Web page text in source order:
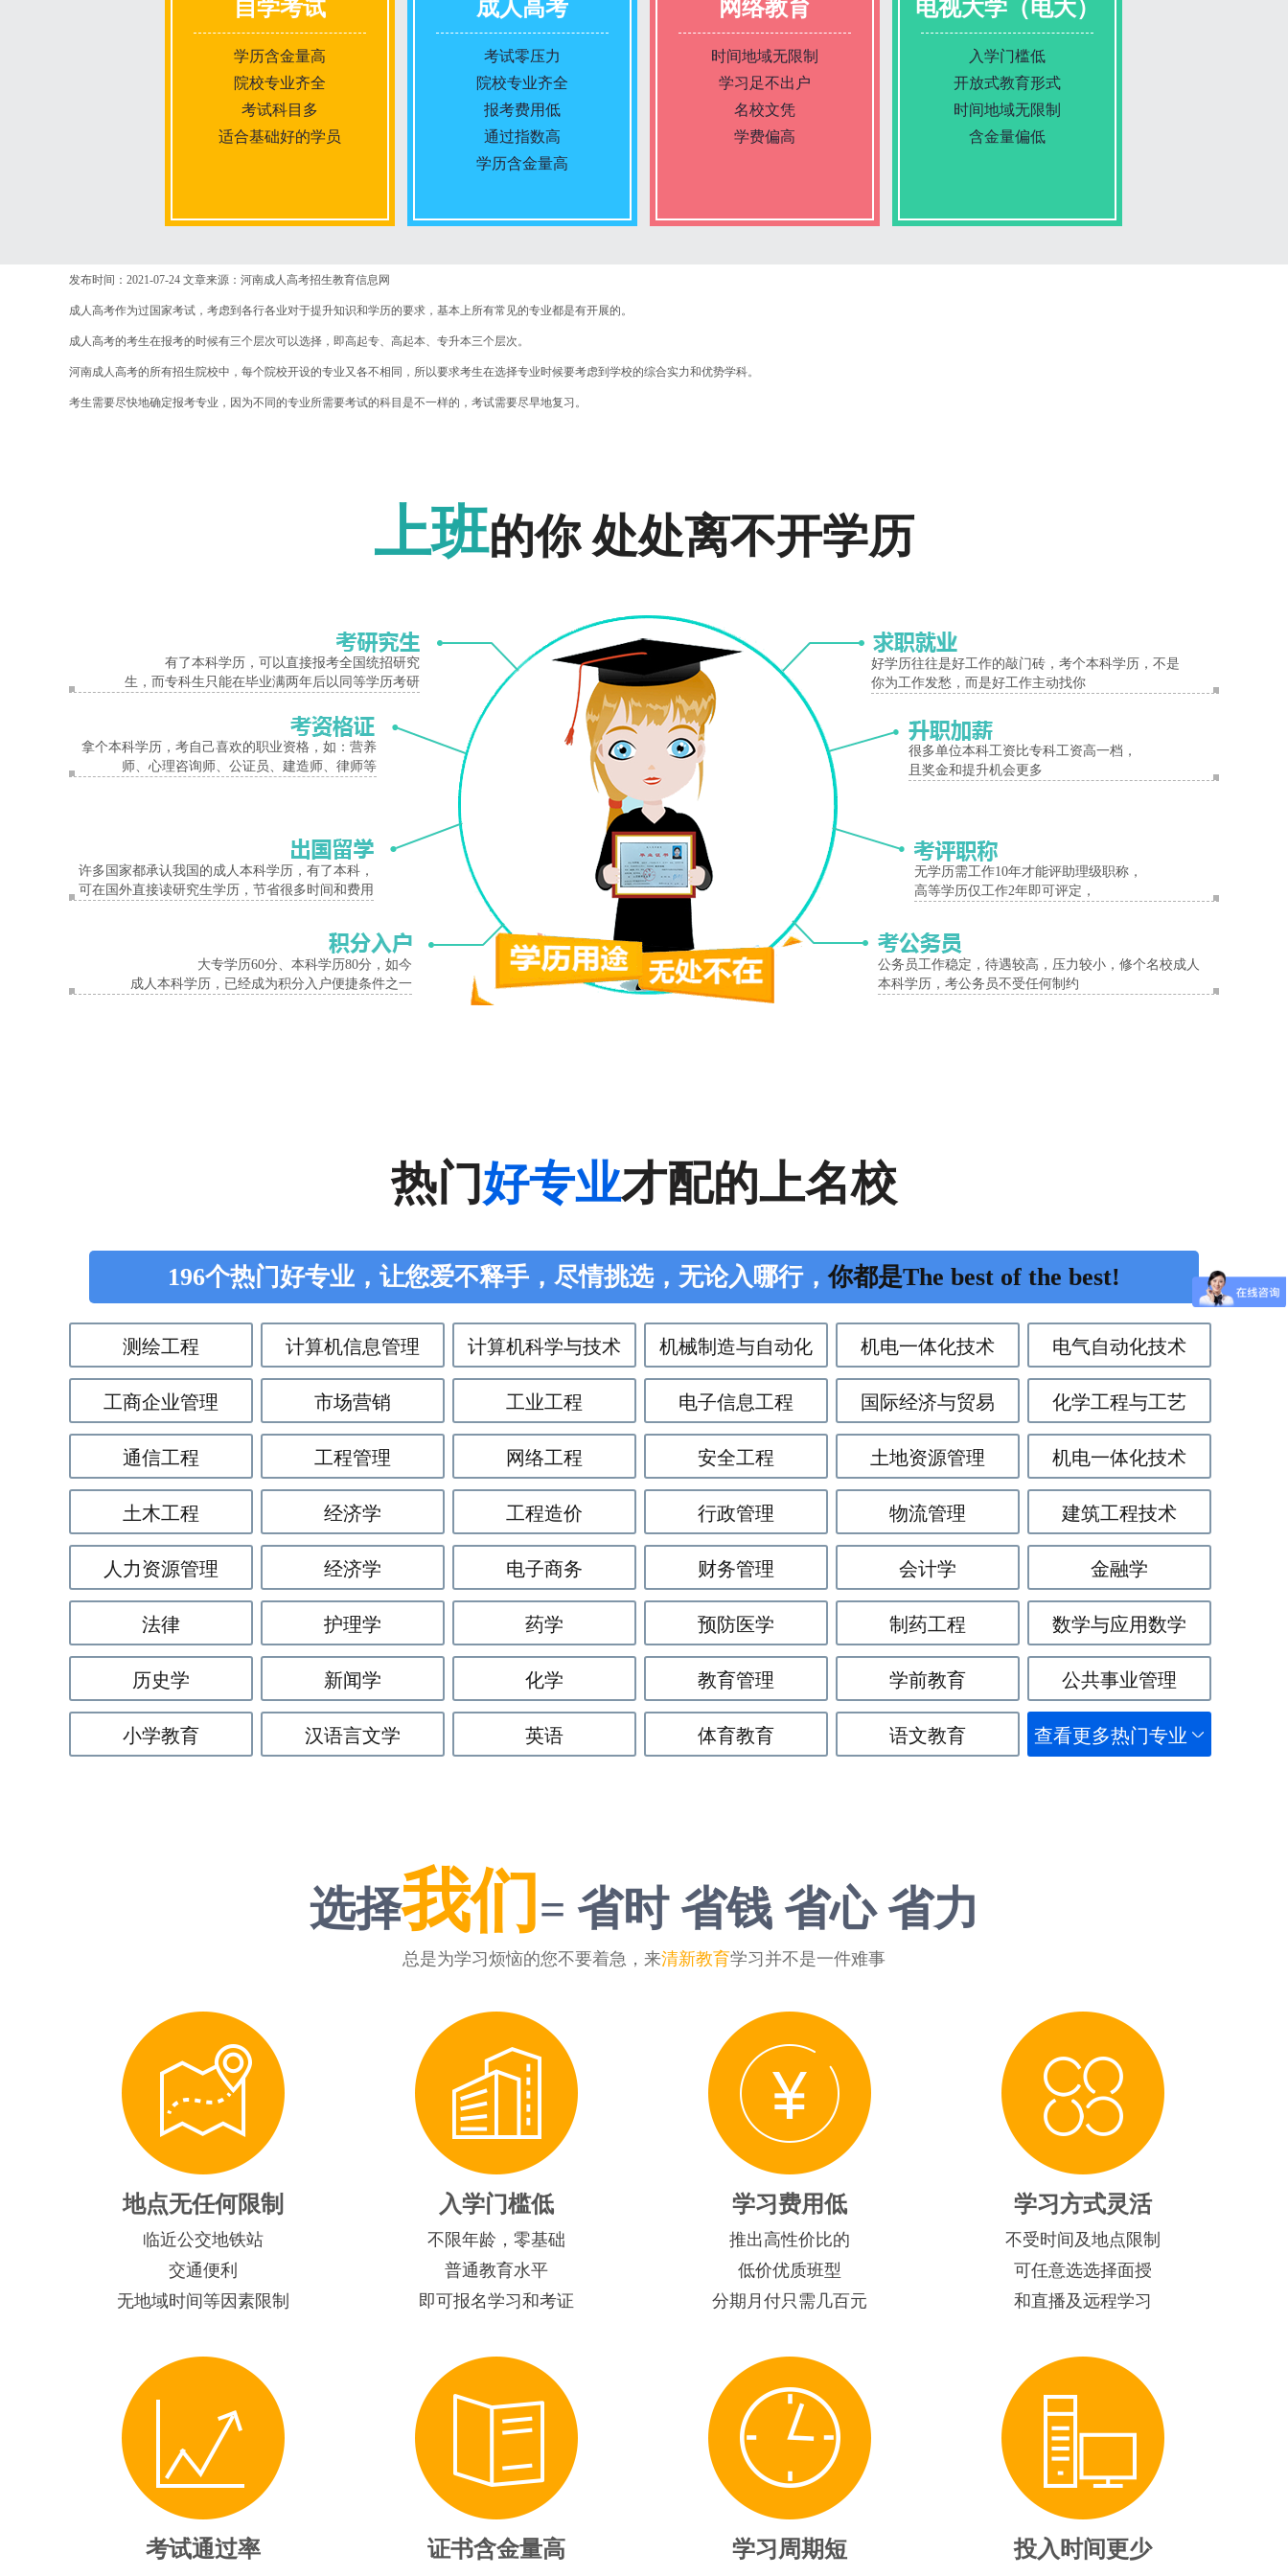
自学考试
学历含金量高
院校专业齐全
考试科目多
适合基础好的学员
报名条件
入学考试
成人高考
考试零压力
院校专业齐全
报考费用低
通过指数高
学历含金量高
入学考试
网络教育
时间地域无限制
学习足不出户
名校文凭
学费偏高
入学考试
电视大学（电大）
入学门槛低
开放式教育形式
时间地域无限制
含金量偏低
发布时间：2021-07-24 文章来源：河南成人高考招生教育信息网
成人高考作为过国家考试，考虑到各行各业对于提升知识和学历的要求，基本上所有常见的专业都是有开展的。
成人高考的考生在报考的时候有三个层次可以选择，即高起专、高起本、专升本三个层次。
河南成人高考的所有招生院校中，每个院校开设的专业又各不相同，所以要求考生在选择专业时候要考虑到学校的综合实力和优势学科。
考生需要尽快地确定报考专业，因为不同的专业所需要考试的科目是不一样的，考试需要尽早地复习。
上班的你 处处离不开学历
有了本科学历，可以直接报考全国统招研究
生，而专科生只能在毕业满两年后以同等学历考研
拿个本科学历，考自己喜欢的职业资格，如：营养
师、心理咨询师、公证员、建造师、律师等
许多国家都承认我国的成人本科学历，有了本科，
可在国外直接读研究生学历，节省很多时间和费用
大专学历60分、本科学历80分，如今
成人本科学历，已经成为积分入户便捷条件之一
好学历往往是好工作的敲门砖，考个本科学历，不是
你为工作发愁，而是好工作主动找你
很多单位本科工资比专科工资高一档，
且奖金和提升机会更多
无学历需工作10年才能评助理级职称，
高等学历仅工作2年即可评定，
公务员工作稳定，待遇较高，压力较小，修个名校成人
本科学历，考公务员不受任何制约
热门好专业才配的上名校
196个热门好专业，让您爱不释手，尽情挑选，无论入哪行，你都是The best of the best!
测绘工程 计算机信息管理 计算机科学与技术 机械制造与自动化 机电一体化技术 电气自动化技术
工商企业管理 市场营销 工业工程 电子信息工程 国际经济与贸易 化学工程与工艺
通信工程 工程管理 网络工程 安全工程 土地资源管理 机电一体化技术
土木工程 经济学 工程造价 行政管理 物流管理 建筑工程技术
人力资源管理 经济学 电子商务 财务管理 会计学 金融学
法律 护理学 药学 预防医学 制药工程 数学与应用数学
历史学 新闻学 化学 教育管理 学前教育 公共事业管理
小学教育 汉语言文学 英语 体育教育 语文教育 查看更多热门专业
选择我们 = 省时 省钱 省心 省力
总是为学习烦恼的您不要着急，来清新教育学习并不是一件难事
地点无任何限制
临近公交地铁站
交通便利
无地域时间等因素限制
入学门槛低
不限年龄，零基础
普通教育水平
即可报名学习和考证
学习费用低
推出高性价比的
低价优质班型
分期月付只需几百元
学习方式灵活
不受时间及地点限制
可任意选选择面授
和直播及远程学习
考试通过率 证书含金量高 学习周期短 投入时间更少